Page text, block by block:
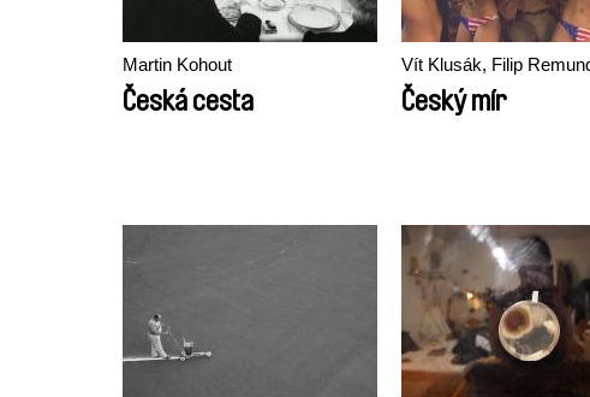
Martin Kohout
Česká cesta
Vít Klusák, Filip
Český mír